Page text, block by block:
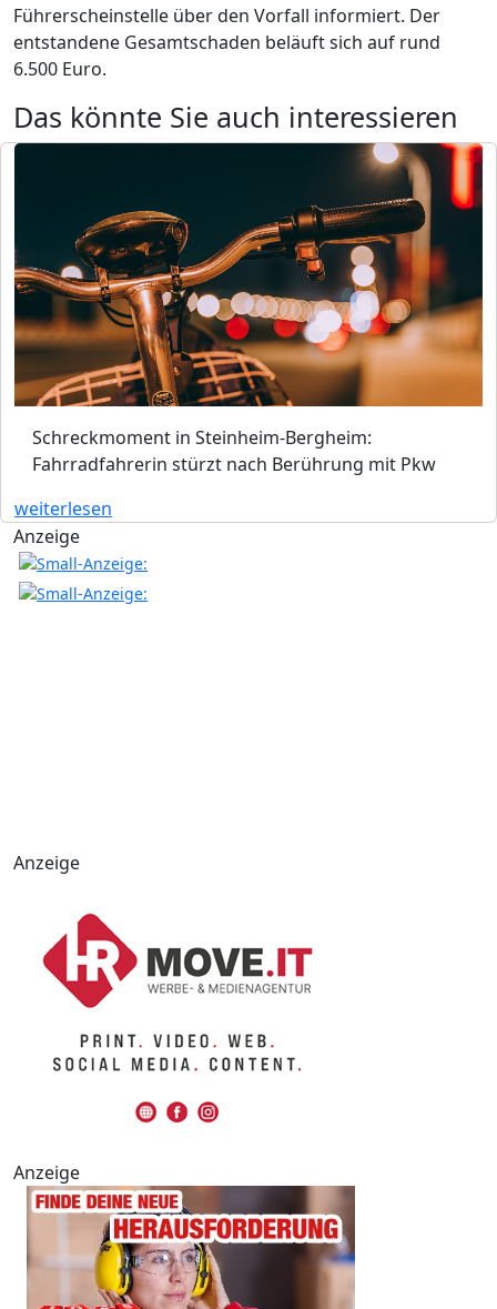
Führerscheinstelle über den Vorfall informiert. Der
entstandene Gesamtschaden beläuft sich auf rund
6.500 Euro.
Das könnte Sie auch interessieren
Schreckmoment in Steinheim-Bergheim:
Fahrradfahrerin stürzt nach Berührung mit Pkw
weiterlesen
Anzeige
Anzeige
Anzeige